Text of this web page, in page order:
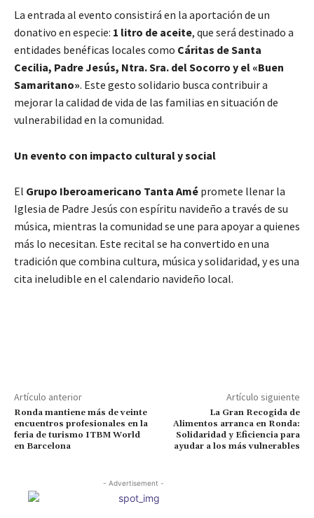
La entrada al evento consistirá en la aportación de un
donativo en especie: 1 litro de aceite, que será destinado a
entidades benéficas locales como Cáritas de Santa
Cecilia, Padre Jesús, Ntra. Sra. del Socorro y el «Buen
Samaritano». Este gesto solidario busca contribuir a
mejorar la calidad de vida de las familias en situación de
vulnerabilidad en la comunidad.
Un evento con impacto cultural y social
El Grupo Iberoamericano Tanta Amé promete llenar la
Iglesia de Padre Jesús con espíritu navideño a través de su
música, mientras la comunidad se une para apoyar a quienes
más lo necesitan. Este recital se ha convertido en una
tradición que combina cultura, música y solidaridad, y es una
cita ineludible en el calendario navideño local.
Artículo anterior
Ronda mantiene más de veinte
encuentros profesionales en la
feria de turismo ITBM World
en Barcelona
Artículo siguiente
La Gran Recogida de
Alimentos arranca en Ronda:
Solidaridad y Eficiencia para
ayudar a los más vulnerables
- Advertisement -